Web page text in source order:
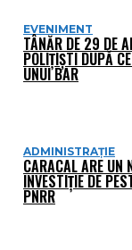
EVENIMENT
TÂNĂR DE 29 DE
POLIȚIȘTI DUPĂ
UNUI BAR
ADMINISTRAȚIE
CARACAL ARE UN
INVESTIȚIE DE
PNRR